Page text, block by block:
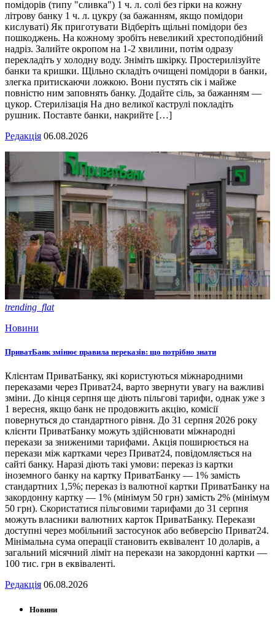
помідорів (типу "сливка") 1 ч. л. солі без гірки на кожну
літрову банку 1 ч. л. цукру (за бажанням, якщо помідори
кислуваті) Як приготувати Відберіть щільні помідори без
пошкоджень. На кожному зробіть невеликий хрестоподібний
надріз. Залийте окропом на 1-2 хвилини, потім одразу
перекладіть у холодну воду. Зніміть шкірку. Простерилізуйте
банки та кришки. Щільно складіть очищені помідори в банки,
злегка притискаючи ложкою. Вони пустять сік і майже
повністю ним заповнять банку. Додайте сіль, за бажанням —
цукор. Стерилізація На дно великої каструлі покладіть
рушник. Поставте банки, накрийте […]
Редакція 06.08.2026
trending_flat
Новини
ПриватБанк змінює правила переказів: що потрібно знати
Клієнтам ПриватБанку, які користуються міжнародними
переказами через Приват24, варто звернути увагу на важливі
зміни. До кінця серпня ще діють пільгові тарифи, однак уже з
1 вересня, якщо банк не продовжить акцію, комісії
повернуться до стандартного рівня. До 31 серпня 2026 року
клієнти ПриватБанку можуть здійснювати міжнародні
перекази за зниженими тарифами. Акція поширюється на
перекази між картками через Приват24, повідомляється на
сайті банку. Наразі діють такі умови: переказ із картки
іноземного банку на картку ПриватБанку — 1% замість
стандартних 1,5%; переказ із валютної картки ПриватБанку на
закордонну картку — 1% (мінімум 50 грн) замість 2% (мінімум
50 грн). Скористатися пільговими тарифами до 31 серпня
можуть власники валютних карток ПриватБанку. Перекази
доступні через мобільний застосунок або вебверсію Приват24.
Мінімальна сума операції становить еквівалент 10 доларів, а
загальний місячний ліміт на перекази на закордонні картки —
100 тис. грн в еквіваленті.
Редакція 06.08.2026
Новини